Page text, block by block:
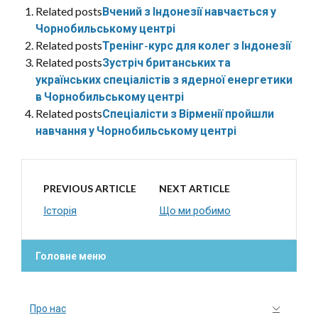
Related postsВчений з Індонезії навчається у
Чорнобильському центрі
Related postsТренінг-курс для колег з Індонезії
Related postsЗустріч британських та
українських спеціалістів з ядерної енергетики
в Чорнобильському центрі
Related postsСпеціалісти з Вірменії пройшли
навчання у Чорнобильському центрі
PREVIOUS ARTICLE
Історія
NEXT ARTICLE
Що ми робимо
Головне меню
Про нас